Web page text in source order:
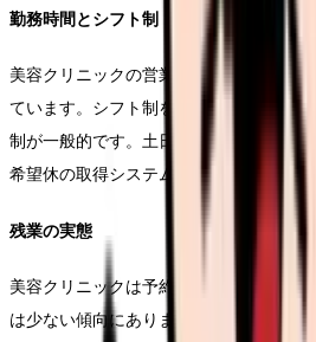
勤務時間とシフト制
美容クリニックの営業時間は一般的に10
ています。シフト制を導入している施設
制が一般的です。土日祝日の出勤が必須
希望休の取得システムについても確認が
残業の実態
美容クリニックは予約制が基本のため、
は少ない傾向にあります。ただし、繁忙